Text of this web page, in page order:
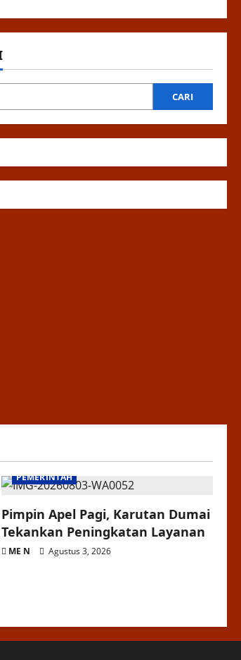
CARI
PEMERINTAH
Pimpin Apel Pagi, Karutan Dumai
Tekankan Peningkatan Layanan
ME N Agustus 3, 2026